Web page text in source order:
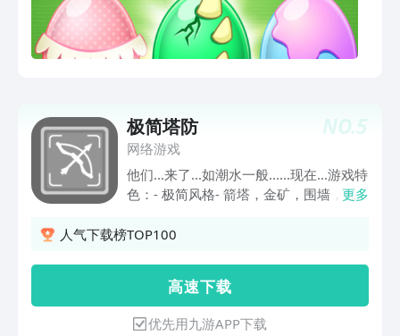
NO.5
极简塔防
网络游戏
他们...来了...如潮水一般......现在...游戏特
色：- 极简风格- 箭塔，金矿，围墙，加
水般的，数以万计的敌人
更多
人气下载榜TOP100
高 速 下 载
优先用九游APP下载